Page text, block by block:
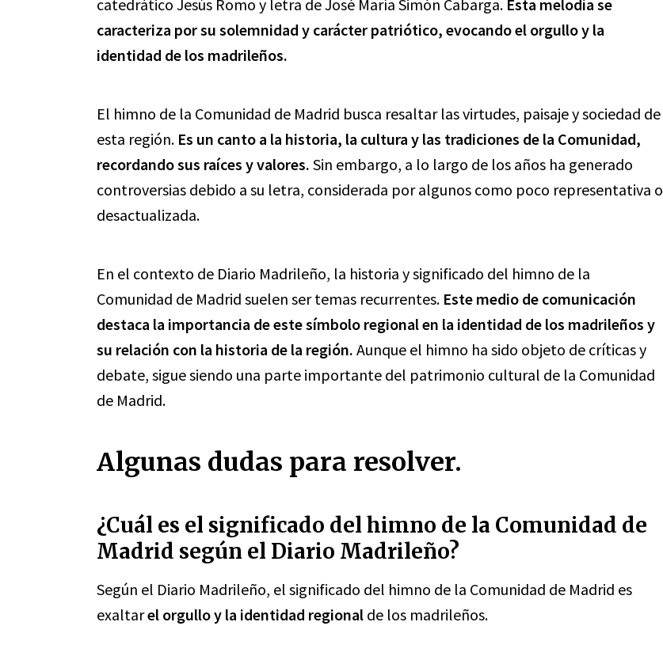
catedrático Jesús Romo y letra de José María Simón Cabarga. Esta melodía se
caracteriza por su solemnidad y carácter patriótico, evocando el orgullo y la
identidad de los madrileños.
El himno de la Comunidad de Madrid busca resaltar las virtudes, paisaje y sociedad de
esta región. Es un canto a la historia, la cultura y las tradiciones de la Comunidad,
recordando sus raíces y valores. Sin embargo, a lo largo de los años ha generado
controversias debido a su letra, considerada por algunos como poco representativa o
desactualizada.
En el contexto de Diario Madrileño, la historia y significado del himno de la
Comunidad de Madrid suelen ser temas recurrentes. Este medio de comunicación
destaca la importancia de este símbolo regional en la identidad de los madrileños y
su relación con la historia de la región. Aunque el himno ha sido objeto de críticas y
debate, sigue siendo una parte importante del patrimonio cultural de la Comunidad
de Madrid.
Algunas dudas para resolver.
¿Cuál es el significado del himno de la Comunidad de
Madrid según el Diario Madrileño?
Según el Diario Madrileño, el significado del himno de la Comunidad de Madrid es
exaltarel orgullo y la identidad regional de los madrileños.